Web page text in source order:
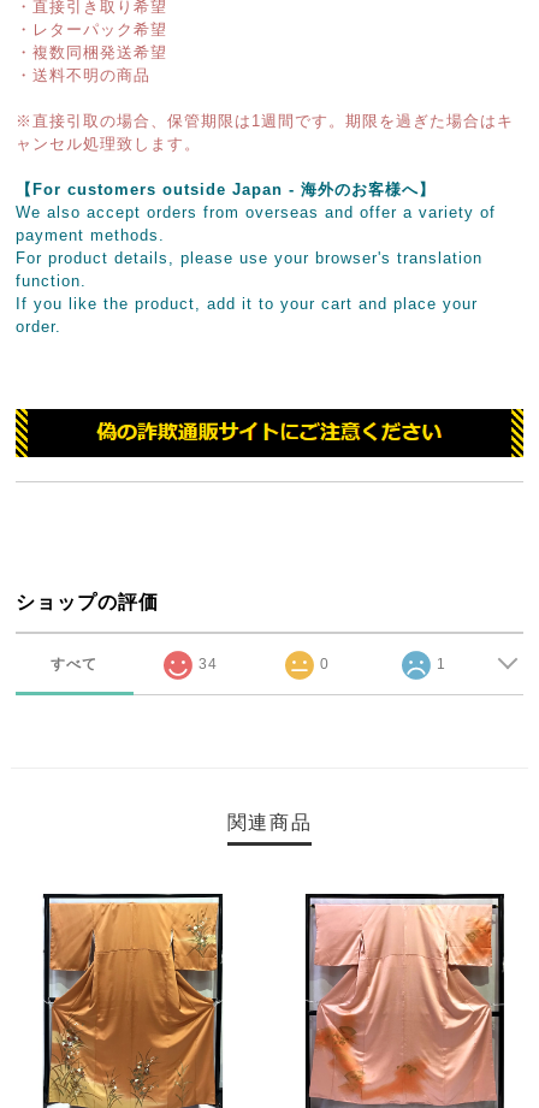
・直接引き取り希望
・レターパック希望
・複数同梱発送希望
・送料不明の商品
※直接引取の場合、保管期限は1週間です。期限を過ぎた場合はキ
ャンセル処理致します。
【For customers outside Japan - 海外のお客様へ】
We also accept orders from overseas and offer a variety of
payment methods.
For product details, please use your browser's translation
function.
If you like the product, add it to your cart and place your
order.
ショップの評価
すべて 34 0 1
関連商品